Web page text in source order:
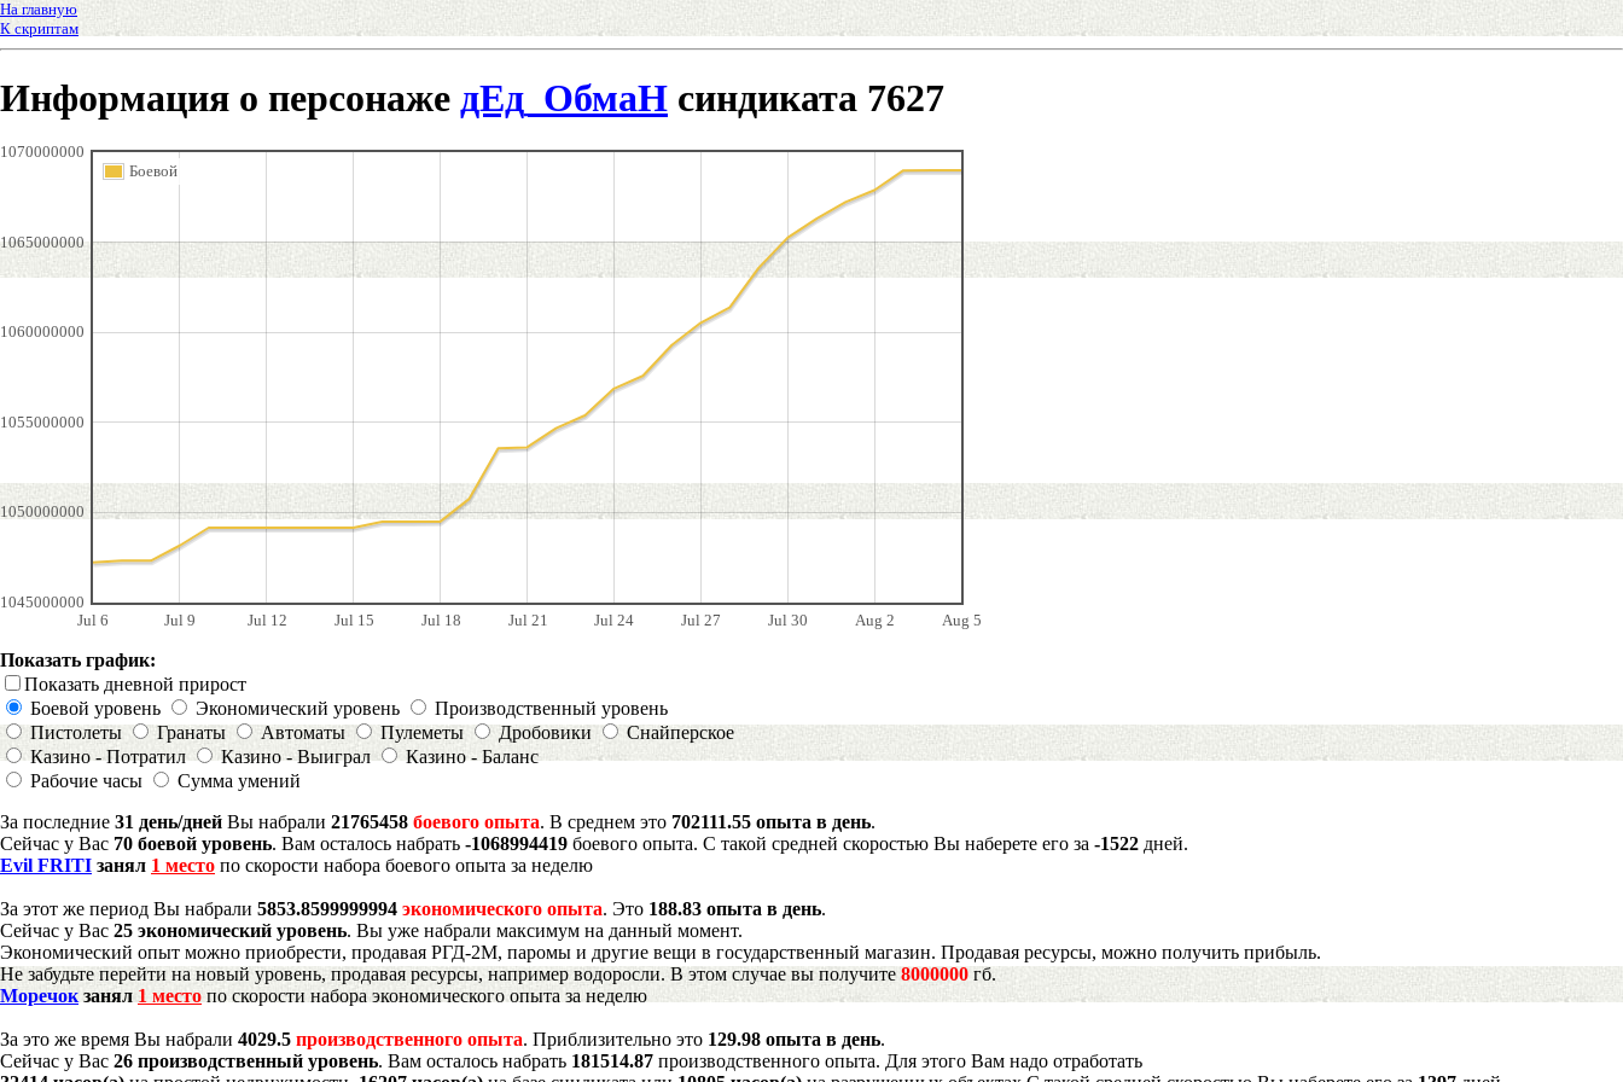
На главную
К скриптам
Информация о персонаже дЕд_ОбмаН синдиката 7627
Jul 6 Jul 9 Jul 12 Jul 15 Jul 18 Jul 21 Jul 24 Jul 27 Jul 30 Aug 2 Aug 5
1045000000
1050000000
1055000000
1060000000
1065000000
1070000000
Боевой
Показать график:
Показать дневной прирост
Боевой уровень
Экономический уровень
Производственный уровень
Пистолеты
Гранаты Автоматы Пулеметы Дробовики
Снайперское
Казино - Потратил
Казино - Выиграл
Казино - Баланс
Рабочие часы
Сумма умений
За последние 31 день/дней Вы набрали 21765458 боевого опыта. В среднем это 702111.55 опыта в день.
Сейчас у Вас 70 боевой уровень. Вам осталось набрать -1068994419 боевого опыта. С такой средней скоростью Вы наберете его за -1522 дней.
Evil FRITI занял 1 место по скорости набора боевого опыта за неделю
За этот же период Вы набрали 5853.8599999994 экономического опыта. Это 188.83 опыта в день.
Сейчас у Вас 25 экономический уровень. Вы уже набрали максимум на данный момент.
Экономический опыт можно приобрести, продавая РГД-2М, паромы и другие вещи в государственный магазин. Продавая ресурсы, можно получить прибыль.
Не забудьте перейти на новый уровень, продавая ресурсы, например водоросли. В этом случае вы получите 8000000 гб.
Моречок занял 1 место по скорости набора экономического опыта за неделю
За это же время Вы набрали 4029.5 производственного опыта. Приблизительно это 129.98 опыта в день.
Сейчас у Вас 26 производственный уровень. Вам осталось набрать 181514.87 производственного опыта. Для этого Вам надо отработать